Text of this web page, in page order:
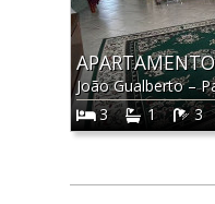
João Gualberto–
3
1 3